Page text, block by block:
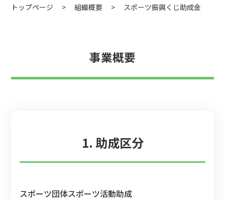
トップページ > 組織概要 > スポーツ振興くじ助成金
事業概要
1. 助成区分
スポーツ団体スポーツ活動助成